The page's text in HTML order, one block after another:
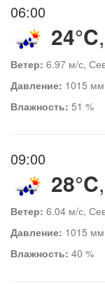
06:00
24°C,
Ветер: 6.97 м/с,
Давление: 1015 мм
Влажность: 51 %
09:00
28°C,
Ветер: 6.04 м/с,
Давление: 1015 мм
Влажность: 40 %